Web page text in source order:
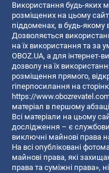
Використання будь-яких
розміщених на цьому
піддоменах, в будь-якому
Дозволяється
на їх використання та за
OBOZ.UA, а для інтернет-
дозволу на їх
розміщення прямого,
гіперпосилання на
https://
матеріал в першому
Всі матеріали на цьому
дослідження – є
виключні майнові права
На всі опубліковані
майнові права, які
права та суміжні права»,